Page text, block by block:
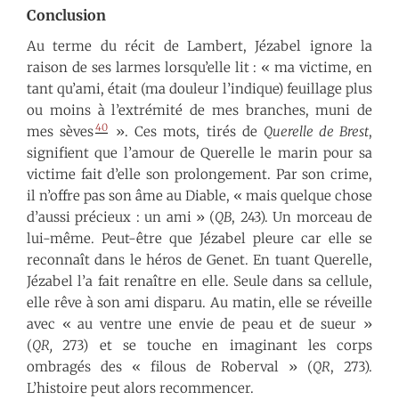
Conclusion
Au terme du récit de Lambert, Jézabel ignore la
raison de ses larmes lorsqu’elle lit : « ma victime, en
tant qu’ami, était (ma douleur l’indique) feuillage plus
ou moins à l’extrémité de mes branches, muni de
mes sèves40 ». Ces mots, tirés de Querelle de Brest,
signifient que l’amour de Querelle le marin pour sa
victime fait d’elle son prolongement. Par son crime,
il n’offre pas son âme au Diable, « mais quelque chose
d’aussi précieux : un ami » (QB, 243). Un morceau de
lui-même. Peut-être que Jézabel pleure car elle se
reconnaît dans le héros de Genet. En tuant Querelle,
Jézabel l’a fait renaître en elle. Seule dans sa cellule,
elle rêve à son ami disparu. Au matin, elle se réveille
avec « au ventre une envie de peau et de sueur »
(QR,273) et se touche en imaginant les corps
ombragés des « filous de Roberval » (QR, 273).
L’histoire peut alors recommencer.